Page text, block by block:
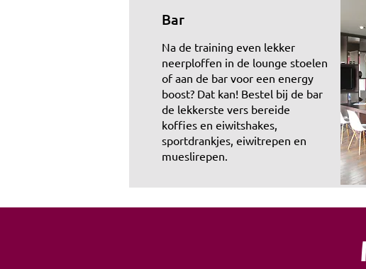
Bar
Na de training even lekker
neerploffen in de lounge stoelen
of aan de bar voor een energy
boost? Dat kan! Bestel bij de bar
de lekkerste vers bereide
koffies en eiwitshakes,
sportdrankjes, eiwitrepen en
mueslirepen.